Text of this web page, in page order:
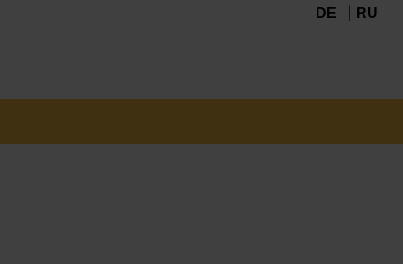
DE RU